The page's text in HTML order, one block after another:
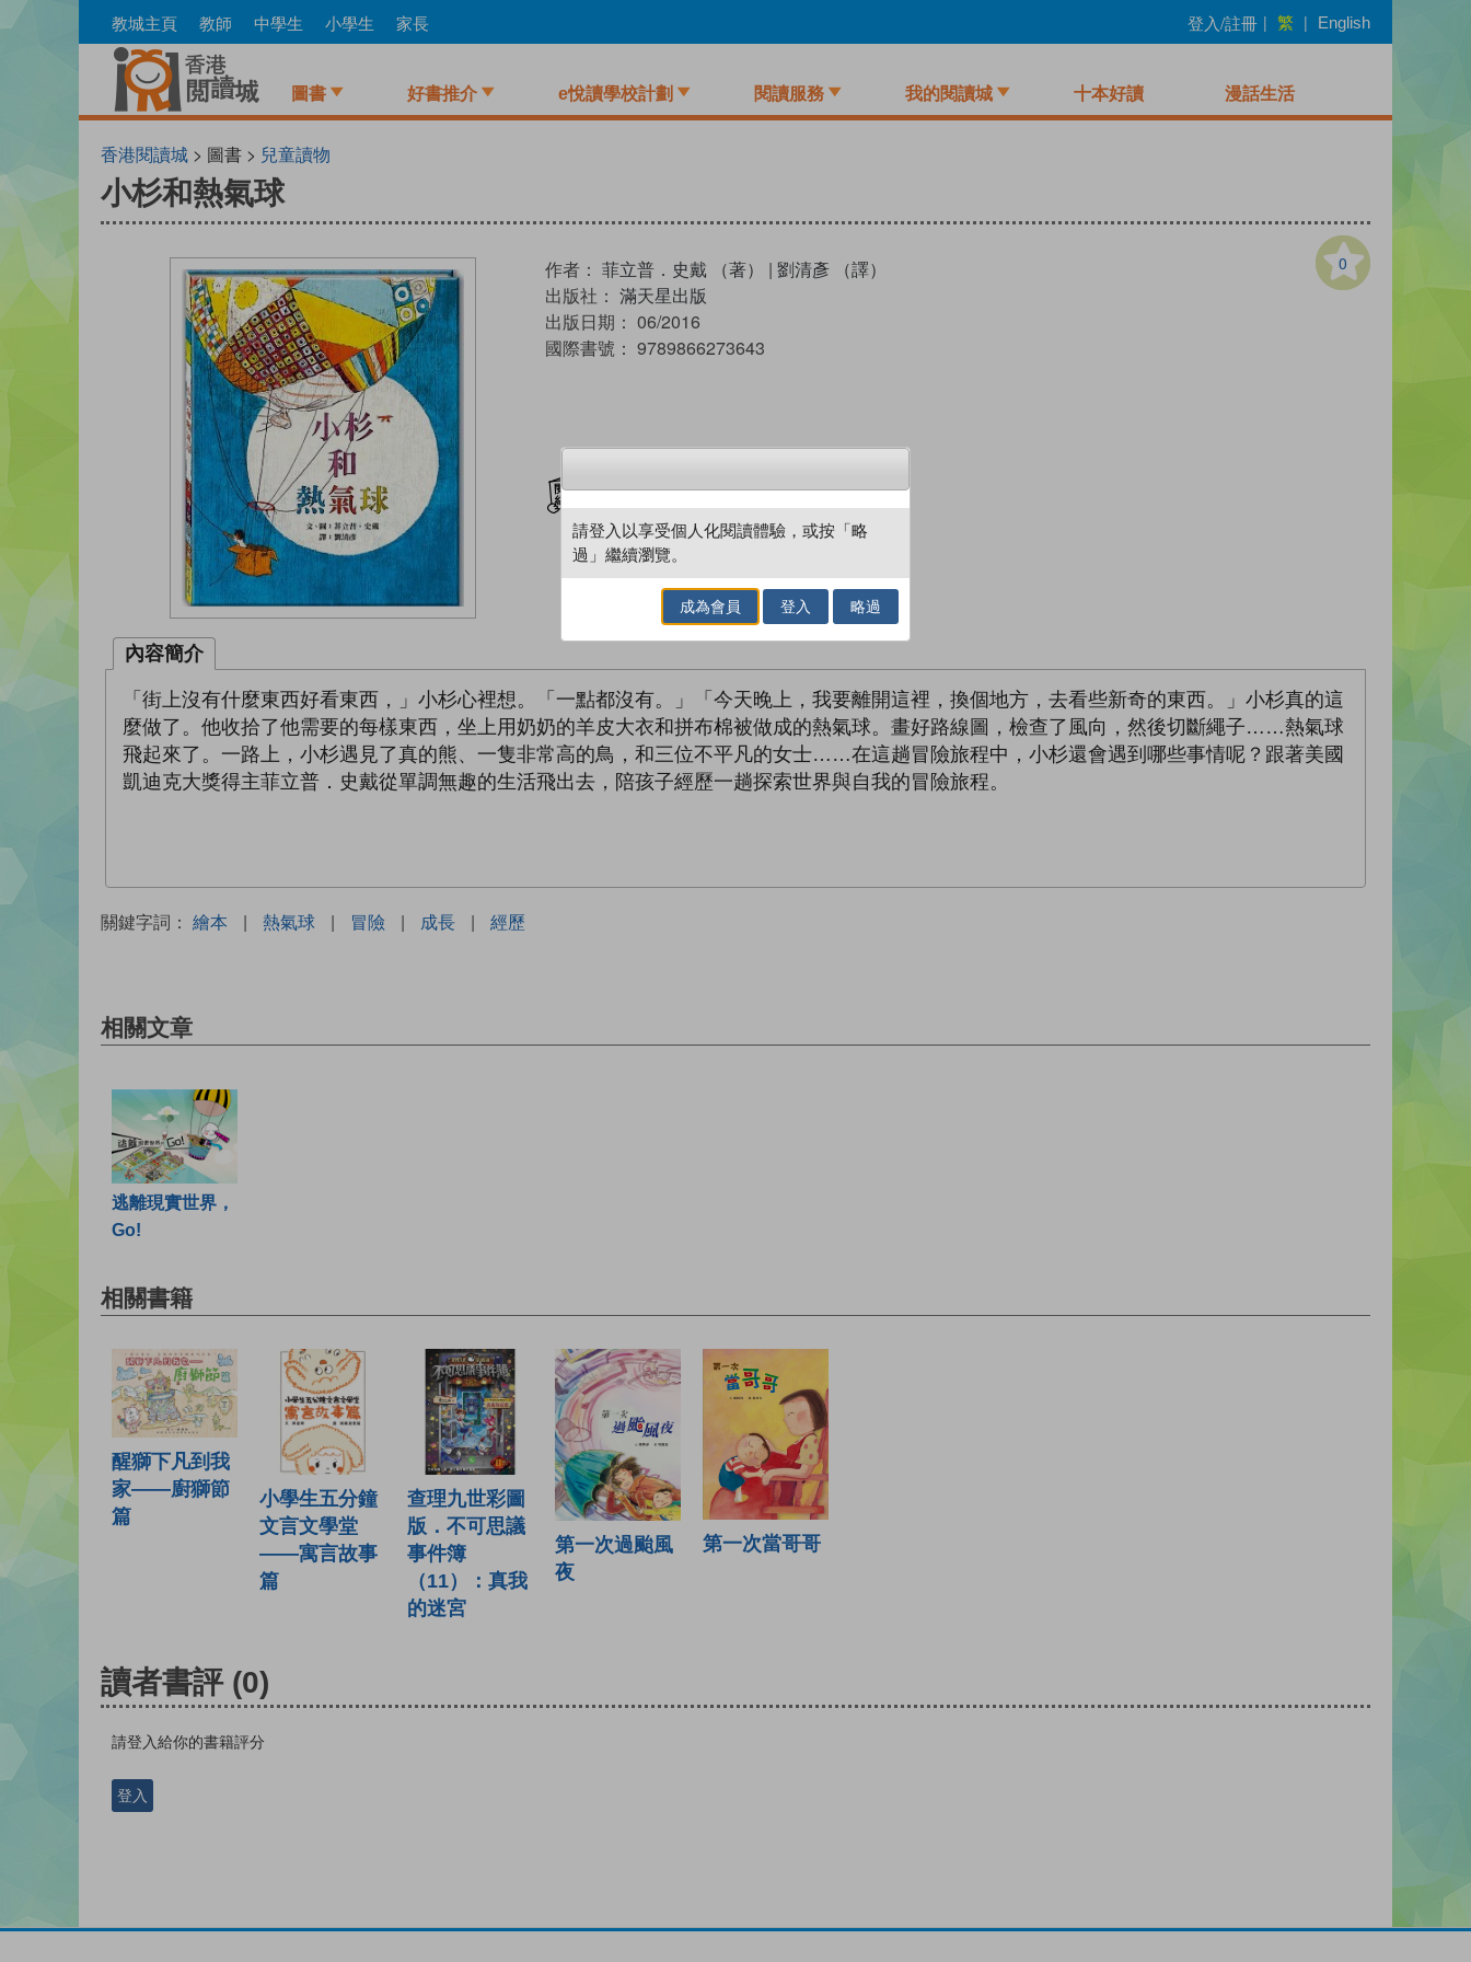
to
教城主頁 教師 中學生 小學生 家長 登入/註冊 | 繁 | English
圖書 好書推介 e悅讀學校計劃 閱讀服務 我的閱讀城 十本好讀 漫話生活
香港閱讀城 > 圖書 > 兒童讀物
小杉和熱氣球
0
作者： 菲立普．史戴 （著） | 劉清彥 （譯）
出版社： 滿天星出版
出版日期： 06/2016
國際書號： 9789866273643
內容簡介
「街上沒有什麼東西好看東西，」小杉心裡想。「一點都沒有。」「今天晚上，我要離開這裡，換個地方，去看些新奇的東西。」小杉真的這
麼做了。他收拾了他需要的每樣東西，坐上用奶奶的羊皮大衣和拼布棉被做成的熱氣球。畫好路線圖，檢查了風向，然後切斷繩子……熱氣球
飛起來了。一路上，小杉遇見了真的熊、一隻非常高的鳥，和三位不平凡的女士……在這趟冒險旅程中，小杉還會遇到哪些事情呢？跟著美國
凱迪克大獎得主菲立普．史戴從單調無趣的生活飛出去，陪孩子經歷一趟探索世界與自我的冒險旅程。
關鍵字詞： 繪本 | 熱氣球 | 冒險 | 成長 | 經歷
相關文章
逃離現實世界，
Go!
相關書籍
醒獅下凡到我
家——廚獅節
篇
小學生五分鐘
文言文學堂
——寓言故事
篇
查理九世彩圖
版．不可思議
事件簿
（11）：真我
的迷宮
第一次過颱風
夜
第一次當哥哥
讀者書評 (0)
請登入給你的書籍評分
登入
請登入以享受個人化閱讀體驗，或按「略
過」繼續瀏覽。
成為會員 登入 略過